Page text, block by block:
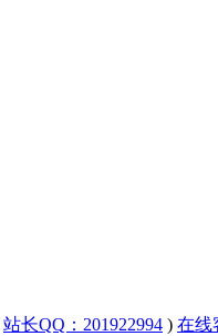
站长QQ：201922994 ) 在线